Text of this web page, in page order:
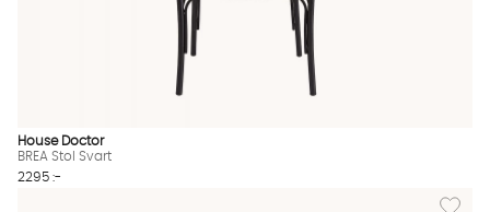
House Doctor
BREA Stol Svart
2295 :-
Lägg